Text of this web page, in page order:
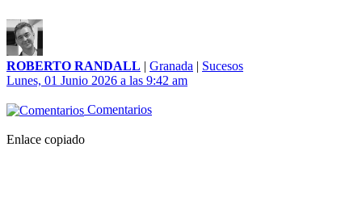
ROBERTO RANDALL | Granada | Sucesos
Lunes, 01 Junio 2026 a las 9:42 am
Comentarios
Enlace copiado